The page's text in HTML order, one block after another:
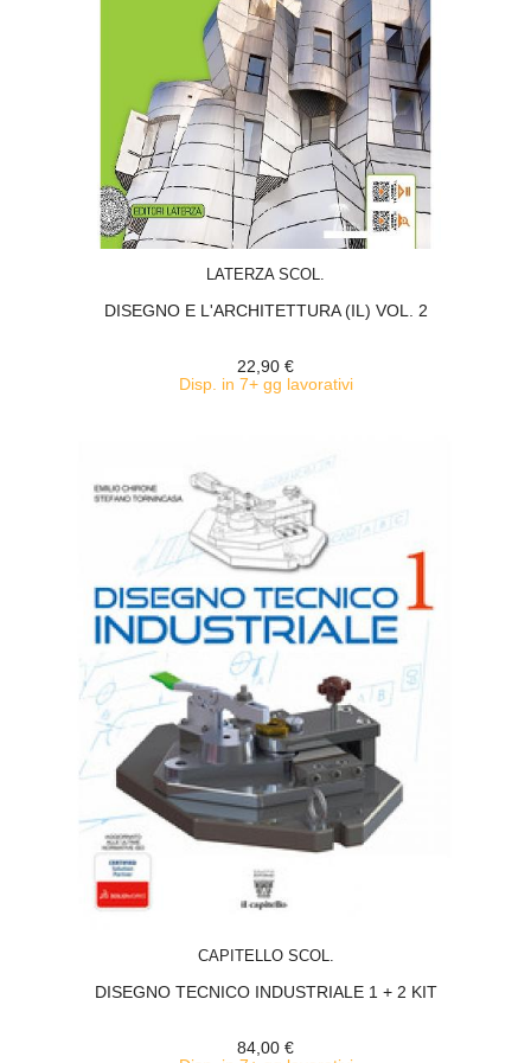
LATERZA SCOL.
DISEGNO E L'ARCHITETTURA (IL) VOL. 2
22,90 €
Disp. in 7+ gg lavorativi
CAPITELLO SCOL.
DISEGNO TECNICO INDUSTRIALE 1 + 2 KIT
84,00 €